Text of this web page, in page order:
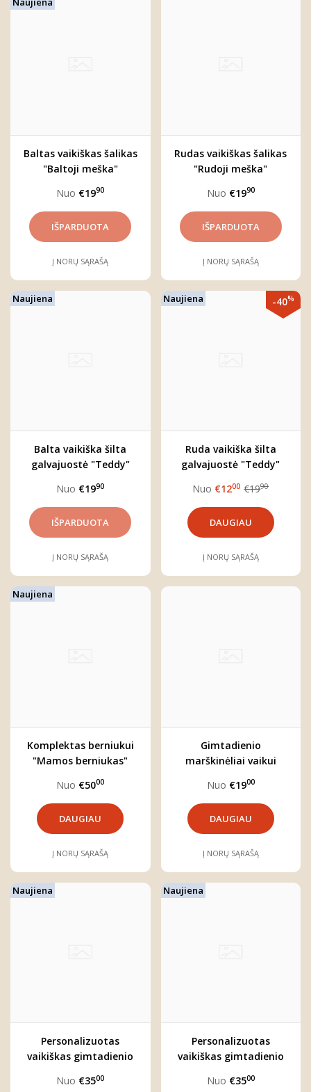
Baltas vaikiškas šalikas
"Baltoji meška"
Nuo €1990
Į NORŲ SĄRAŠĄ
Rudas vaikiškas šalikas
"Rudoji meška"
Nuo €1990
Į NORŲ SĄRAŠĄ
Naujiena
Balta vaikiška šilta
galvajuostė "Teddy"
Nuo €1990
Į NORŲ SĄRAŠĄ
Naujiena -40%
Ruda vaikiška šilta
galvajuostė "Teddy"
Nuo €1200 €1990
DAUGIAU
Į NORŲ SĄRAŠĄ
Naujiena
Komplektas berniukui
"Mamos berniukas"
Nuo €5000
DAUGIAU
Į NORŲ SĄRAŠĄ
Gimtadienio
marškinėliai vaikui
Nuo €1900
DAUGIAU
Į NORŲ SĄRAŠĄ
Naujiena
Personalizuotas
vaikiškas gimtadienio
šventė"
Nuo €3500
Naujiena
Personalizuotas
vaikiškas gimtadienio
Nuo €3500